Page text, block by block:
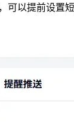
以提前设置